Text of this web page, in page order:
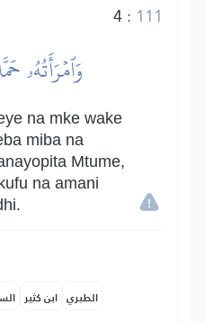
4: 111
وَٱمۡرَأَتُهُۥ
na mke wake
miba na
Mtume,
na amani
ابن كثير الطبري